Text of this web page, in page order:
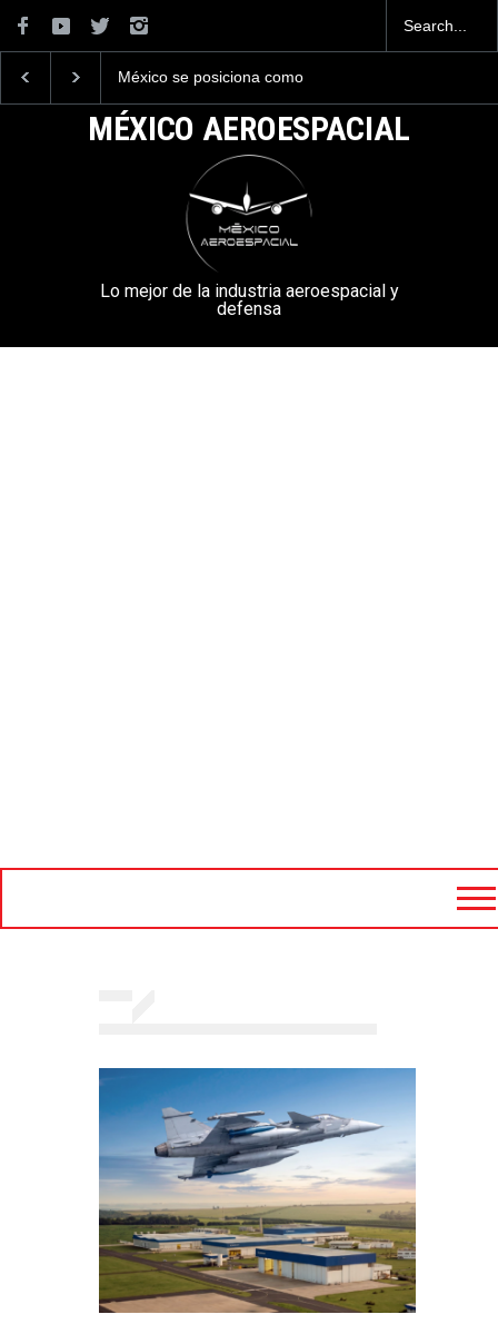
La industria naval mexicana
la Armada de México
Mundial 2026 ocurrió
aeropuertos
MÉXICO AEROESPACIAL
Lo mejor de la industria aeroespacial y
defensa